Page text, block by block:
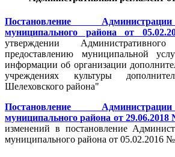
Постановление
муниципального района от
утверждении
предоставлению муниципальной
информации об организации
учреждениях культуры
Шелеховского района"
Постановление
муниципального района от 29.06.2018
изменений в постановление
муниципального района от 05.02.2016